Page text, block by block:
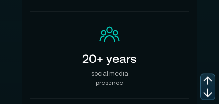
20+ years
social media
presence